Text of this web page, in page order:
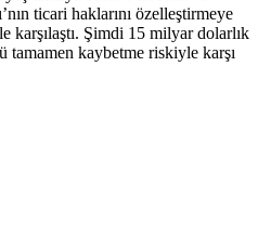
ticari haklarını özelleştirmeye
karşılaştı. Şimdi 15 milyar dolarlık
kaybetme riskiyle karşı